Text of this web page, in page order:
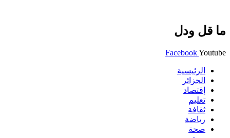
ما قل ودل
FacebookYoutube
الرئيسية
الجزائر
إقتصاد
تعليم
ثقافة
رياضة
صحة